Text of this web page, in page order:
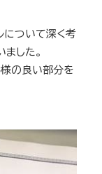
について深く考
した。
の良い部分を